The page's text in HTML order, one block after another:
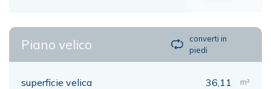
Piano velico
converti in
piedi
superficie velica 36,11 m²